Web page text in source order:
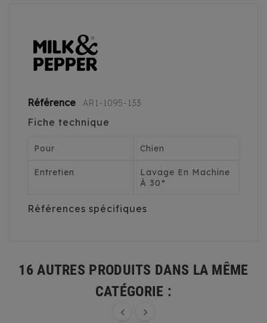
Référence AR1-1095-133
Fiche technique
Pour Chien
Entretien
Lavage En Machine
À 30°
Références spécifiques
16 AUTRES PRODUITS DANS LA MÊME
CATÉGORIE :
 